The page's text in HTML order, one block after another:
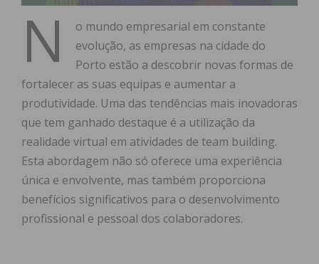
N
o mundo empresarial em constante
evolução, as empresas na cidade do
Porto estão a descobrir novas formas de
fortalecer as suas equipas e aumentar a
produtividade. Uma das tendências mais inovadoras
que tem ganhado destaque é a utilização da
realidade virtual em atividades de team building.
Esta abordagem não só oferece uma experiência
única e envolvente, mas também proporciona
benefícios significativos para o desenvolvimento
profissional e pessoal dos colaboradores.